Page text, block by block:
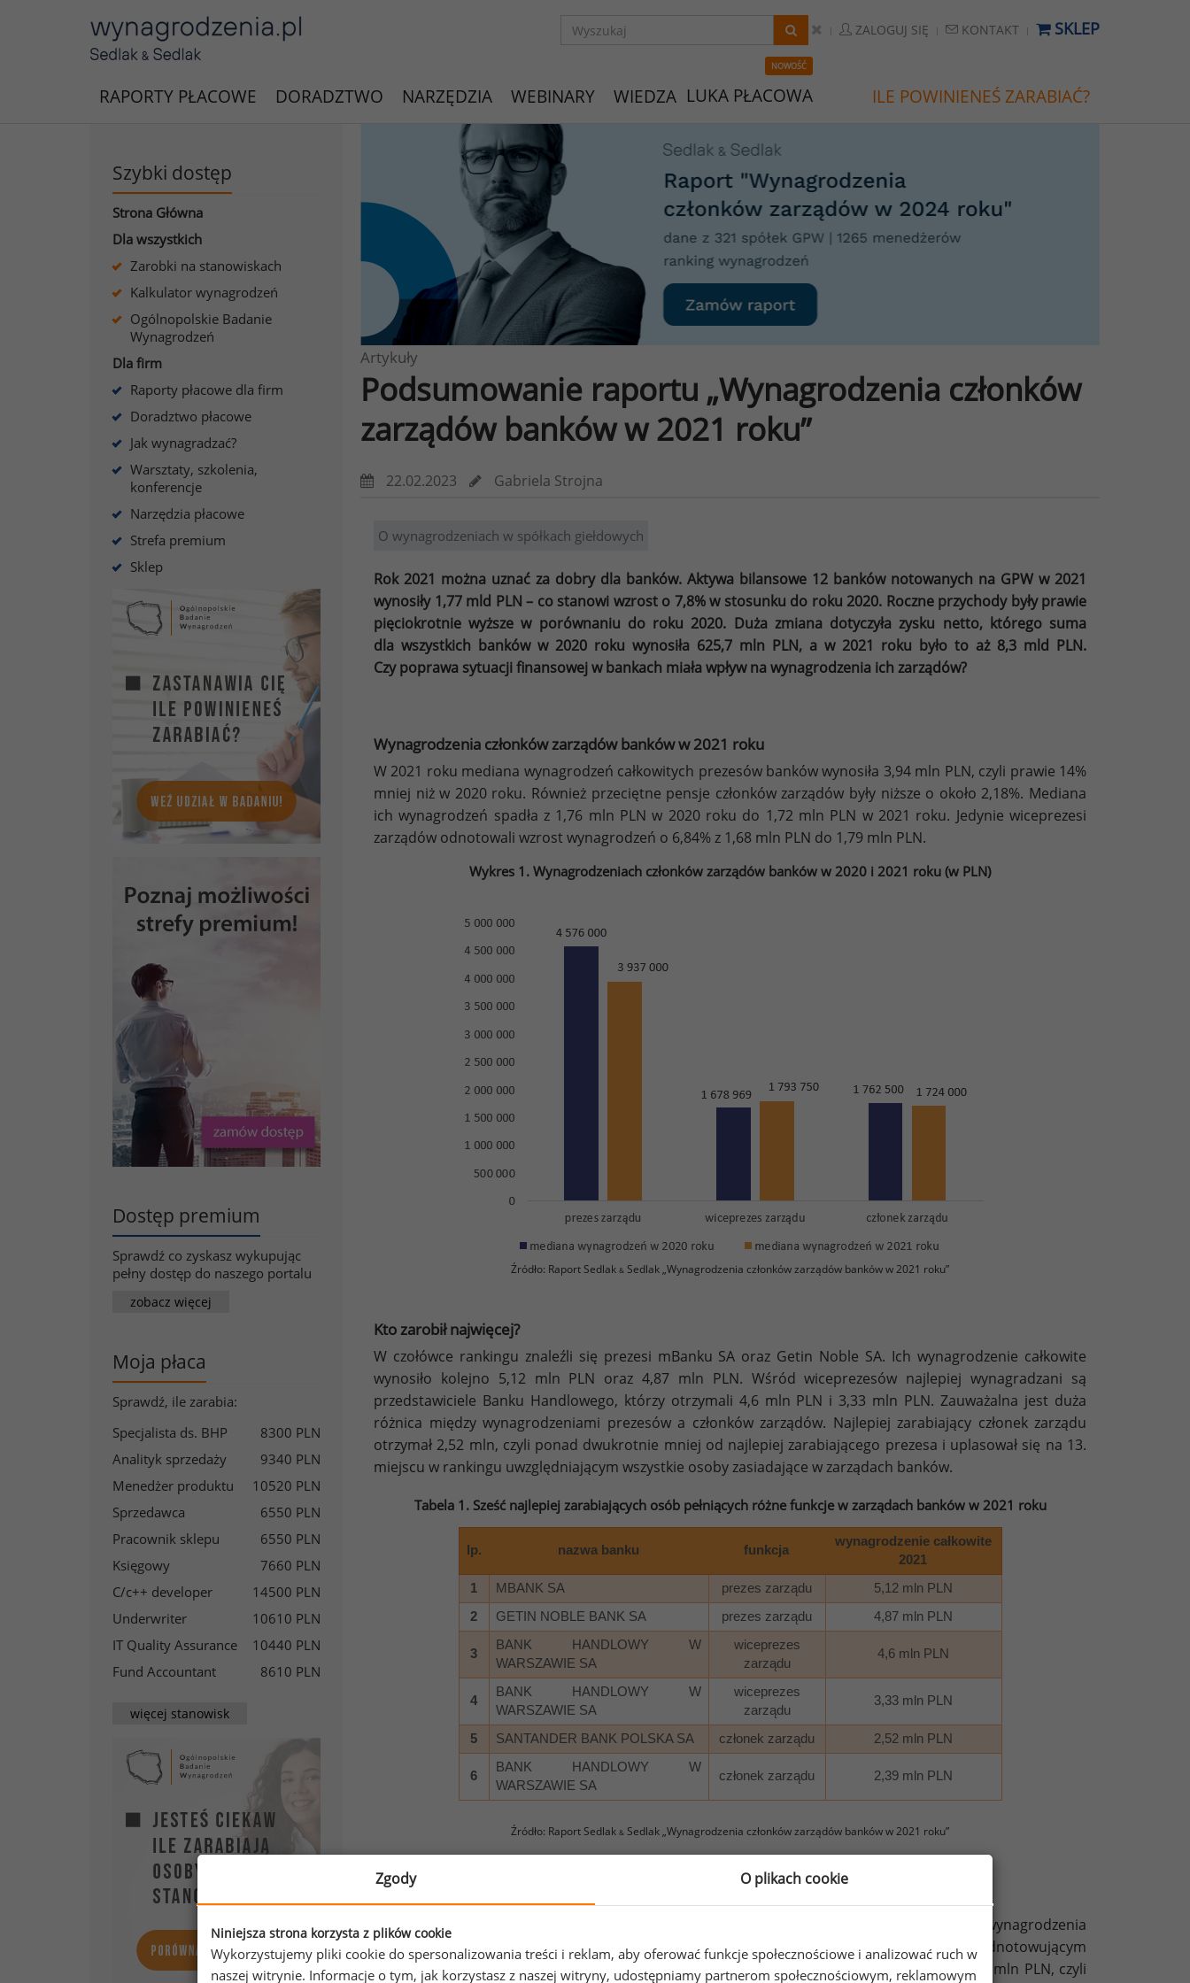
ZALOGUJ SIĘ KONTAKT SKLEP
RAPORTY PŁACOWE DORADZTWO NARZĘDZIA WEBINARY WIEDZA
NOWOŚĆ
LUKA PŁACOWA ILE POWINIENEŚ ZARABIAĆ?
Szybki dostęp
Strona Główna
Dla wszystkich
Zarobki na stanowiskach
Kalkulator wynagrodzeń
Ogólnopolskie Badanie
Wynagrodzeń
Dla firm
Raporty płacowe dla firm
Doradztwo płacowe
Jak wynagradzać?
Warsztaty, szkolenia,
konferencje
Narzędzia płacowe
Strefa premium
Sklep
Dostęp premium
Sprawdź co zyskasz wykupując
pełny dostęp do naszego portalu
zobacz więcej
Moja płaca
Sprawdź, ile zarabia:
Specjalista ds. BHP
8300 PLN
Analityk sprzedaży
9340 PLN
Menedżer produktu
10520 PLN
Sprzedawca
6550 PLN
Pracownik sklepu
6550 PLN
Księgowy
7660 PLN
C/c++ developer
14500 PLN
Underwriter
10610 PLN
IT Quality Assurance
10440 PLN
Fund Accountant
8610 PLN
więcej stanowisk
Artykuły
Podsumowanie raportu „Wynagrodzenia członków
zarządów banków w 2021 roku”
22.02.2023 Gabriela Strojna
O wynagrodzeniach w spółkach giełdowych
Rok 2021 można uznać za dobry dla banków. Aktywa bilansowe 12 banków notowanych na GPW w 2021
wynosiły 1,77 mld PLN – co stanowi wzrost o 7,8% w stosunku do roku 2020. Roczne przychody były prawie
pięciokrotnie wyższe w porównaniu do roku 2020. Duża zmiana dotyczyła zysku netto, którego suma
dla wszystkich banków w 2020 roku wynosiła 625,7 mln PLN, a w 2021 roku było to aż 8,3 mld PLN.
Czy poprawa sytuacji finansowej w bankach miała wpływ na wynagrodzenia ich zarządów?
Wynagrodzenia członków zarządów banków w 2021 roku
W 2021 roku mediana wynagrodzeń całkowitych prezesów banków wynosiła 3,94 mln PLN, czyli prawie 14%
mniej niż w 2020 roku. Również przeciętne pensje członków zarządów były niższe o około 2,18%. Mediana
ich wynagrodzeń spadła z 1,76 mln PLN w 2020 roku do 1,72 mln PLN w 2021 roku. Jedynie wiceprezesi
zarządów odnotowali wzrost wynagrodzeń o 6,84% z 1,68 mln PLN do 1,79 mln PLN.
Wykres 1. Wynagrodzeniach członków zarządów banków w 2020 i 2021 roku (w PLN)
Źródło: Raport Sedlak & Sedlak „Wynagrodzenia członków zarządów banków w 2021 roku”
Kto zarobił najwięcej?
W czołówce rankingu znaleźli się prezesi mBanku SA oraz Getin Noble SA. Ich wynagrodzenie całkowite
wynosiło kolejno 5,12 mln PLN oraz 4,87 mln PLN. Wśród wiceprezesów najlepiej wynagradzani są
przedstawiciele Banku Handlowego, którzy otrzymali 4,6 mln PLN i 3,33 mln PLN. Zauważalna jest duża
różnica między wynagrodzeniami prezesów a członków zarządów. Najlepiej zarabiający członek zarządu
otrzymał 2,52 mln, czyli ponad dwukrotnie mniej od najlepiej zarabiającego prezesa i uplasował się na 13.
miejscu w rankingu uwzględniającym wszystkie osoby zasiadające w zarządach banków.
Tabela 1. Sześć najlepiej zarabiających osób pełniących różne funkcje w zarządach banków w 2021 roku
lp. nazwa banku funkcja
wynagrodzenie całkowite
2021
1
MBANK SA prezes zarządu
5,12 mln PLN
2
GETIN NOBLE BANK SA prezes zarządu 4,87 mln PLN
3
BANK HANDLOWY W
WARSZAWIE SA
wiceprezes
zarządu
4,6 mln PLN
4
BANK HANDLOWY W
WARSZAWIE SA
wiceprezes
zarządu
3,33 mln PLN
5 SANTANDER BANK POLSKA SA członek zarządu 2,52 mln PLN
6
BANK HANDLOWY W
WARSZAWIE SA
członek zarządu 2,39 mln PLN
Źródło: Raport Sedlak & Sedlak „Wynagrodzenia członków zarządów banków w 2021 roku”
W tabeli 2. przedstawiono pięć najwyższych funduszy wynagrodzeń zarządów banków. Na wynagrodzenia
zarządu najwięcej przeznacza Santander Bank Polska SA, niebędący jednak bankiem odnotowującym
najwyższy zysk netto. Bank Handlowy w Warszawie na wynagrodzenia zarządu wydaje 20,18 mln PLN, czyli
Zgody O plikach cookie
Niniejsza strona korzysta z plików cookie
Wykorzystujemy pliki cookie do spersonalizowania treści i reklam, aby oferować funkcje społecznościowe i analizować ruch w
naszej witrynie. Informacje o tym, jak korzystasz z naszej witryny, udostępniamy partnerom społecznościowym, reklamowym